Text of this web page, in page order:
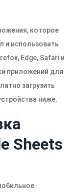
которое
и использовать
Edge, Safari и
приложений для
загрузить
ниже.
Sheets